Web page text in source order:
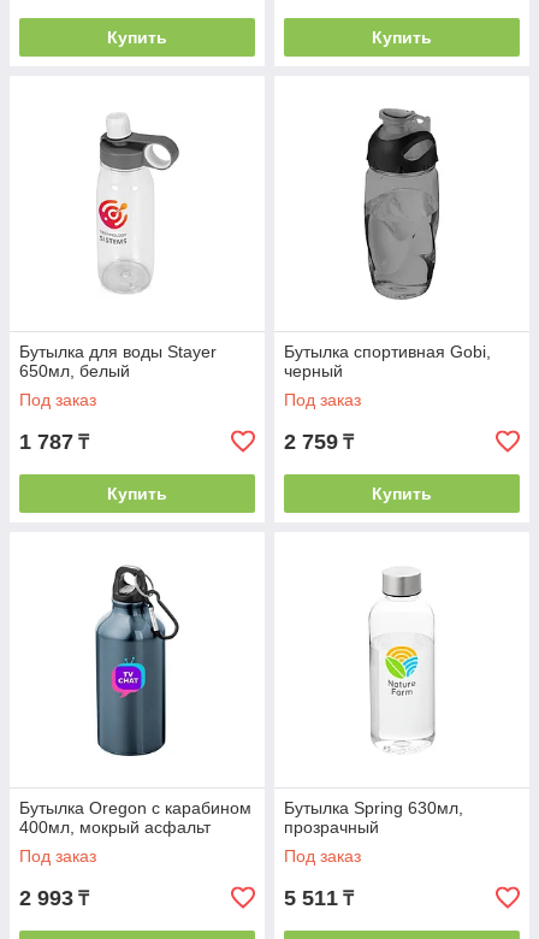
Купить Купить
Бутылка для воды Stayer
650мл, белый
Под заказ
1 787 ₸
Купить
Бутылка спортивная Gobi,
черный
Под заказ
2 759 ₸
Купить
Бутылка Oregon с карабином
400мл, мокрый асфальт
Под заказ
2 993 ₸
Бутылка Spring 630мл,
прозрачный
Под заказ
5 511 ₸